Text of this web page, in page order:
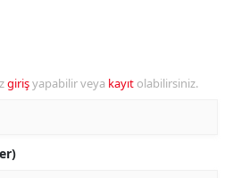
girişyapabilir veya kayıt olabilirsiniz.